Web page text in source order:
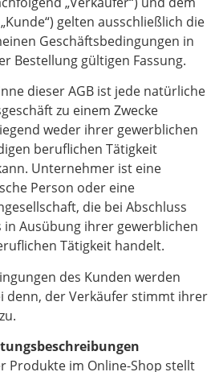
gelten ausschließlich die
Geschäftsbedingungen in
Bestellung gültigen Fassung.
dieser AGB ist jede natürliche
zu einem Zwecke
weder ihrer gewerblichen
beruflichen Tätigkeit
Unternehmer ist eine
Person oder eine
die bei Abschluss
in Ausübung ihrer gewerblichen
Tätigkeit handelt.
des Kunden werden
denn, der Verkäufer stimmt ihrer
Produkte im Online-Shop stellt